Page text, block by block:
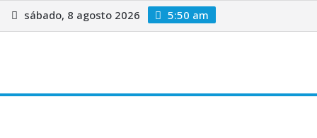
Saltar
al
sábado, 8 agosto 2026 5:50 am